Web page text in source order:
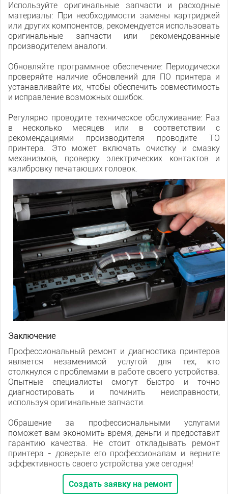
Используйте оригинальные запчасти и расходные
материалы: При необходимости замены картриджей
или других компонентов, рекомендуется использовать
оригинальные запчасти или рекомендованные
производителем аналоги.
Обновляйте программное обеспечение: Периодически
проверяйте наличие обновлений для ПО принтера и
устанавливайте их, чтобы обеспечить совместимость
и исправление возможных ошибок.
Регулярно проводите техническое обслуживание: Раз
в несколько месяцев или в соответствии с
рекомендациями производителя проводите ТО
принтера. Это может включать очистку и смазку
механизмов, проверку электрических контактов и
калибровку печатающих головок.
Заключение
Профессиональный ремонт и диагностика принтеров
является незаменимой услугой для тех, кто
столкнулся с проблемами в работе своего устройства.
Опытные специалисты смогут быстро и точно
диагностировать и починить неисправности,
используя оригинальные запчасти.
Обращение за профессиональными услугами
поможет вам экономить время, деньги и предоставит
гарантию качества. Не стоит откладывать ремонт
принтера - доверьте его профессионалам и верните
эффективность своего устройства уже сегодня!
Создать заявку на ремонт